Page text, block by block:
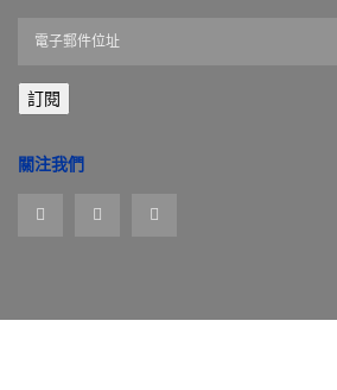
郵
件
址
訂閱
關注我們